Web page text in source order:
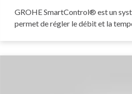
GROHE SmartControl® est un
permet de régler le débit et la